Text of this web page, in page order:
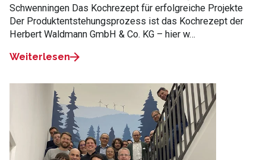
Schwenningen Das Kochrezept für erfolgreiche Projekte
Der Produktentstehungsprozess ist das Kochrezept der
Herbert Waldmann GmbH & Co. KG – hier w…
Weiterlesen